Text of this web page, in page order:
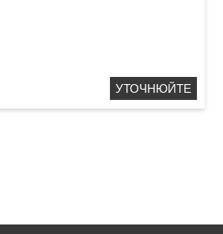
УТОЧНЮЙТЕ